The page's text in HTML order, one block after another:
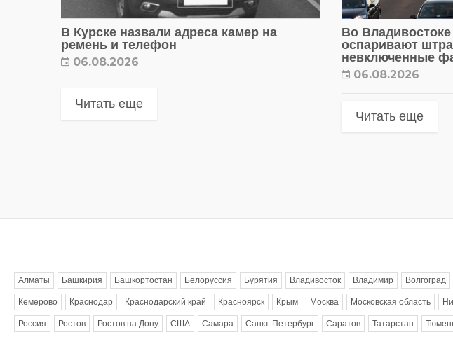
В Курске назвали адреса камер на
ремень и телефон
06.08.2026
Читать еще
Во
оспаривают
невключенные
06.08.2026
Читать еще
Алматы Башкирия Башкортостан Белоруссия Бурятия Владивосток Владимир Волгоград
Кемерово Краснодар Краснодарский край Красноярск Крым Москва Московская область
Россия Ростов Ростов на Дону США Самара Санкт-Петербург Саратов Татарстан